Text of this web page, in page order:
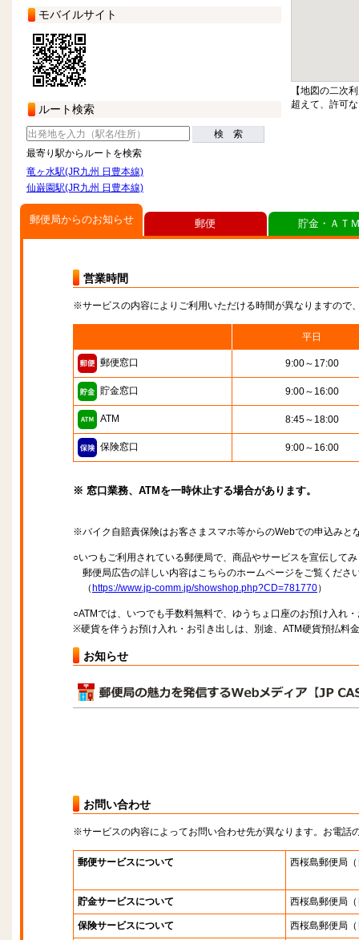
モバイルサイト
ルート検索
検 索
最寄り駅からルートを検索
竜ヶ水駅(JR九州 日豊本線)
仙巌園駅(JR九州 日豊本線)
【地図の二次
超えて、許可
郵便局からのお知らせ
営業時間
※サービスの内容によりご利用いただける時間が異なりますので
平日
郵便窓口 9:00～17:00
貯金窓口 9:00～16:00
ATM 8:45～18:00
保険窓口 9:00～16:00
※ 窓口業務、ATMを一時休止する場合があります。
※バイク自賠責保険はお客さまスマホ等からのWebでの申込みと
○いつもご利用されている郵便局で、商品やサービスを宣伝して
郵便局広告の詳しい内容はこちらのホームページをご覧くださ
（ https://www.jp-comm.jp/showshop.php?CD=781770）
○ATMでは、いつでも手数料無料で、ゆうちょ口座のお預け入れ
※硬貨を伴うお預け入れ・お引き出しは、別途、ATM硬貨預払料
お知らせ
お問い合わせ
※サービスの内容によってお問い合わせ先が異なります。お電話
郵便サービスについて 西桜島郵便局
貯金サービスについて 西桜島郵便局
保険サービスについて 西桜島郵便局
郵便 貯金・ＡＴ